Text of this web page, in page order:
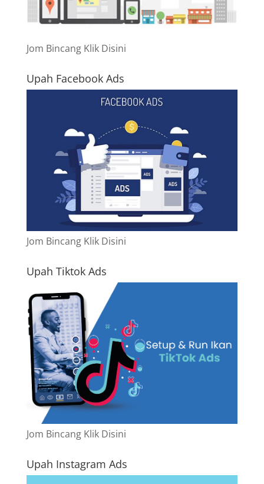
Jom Bincang Klik Disini
Upah Facebook Ads
Jom Bincang Klik Disini
Upah Tiktok Ads
Jom Bincang Klik Disini
Upah Instagram Ads